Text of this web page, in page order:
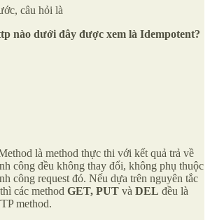
câu hỏi là
nào dưới đây được xem là Idempotent?
là method thực thi với kết quả trả về
công đều không thay đổi, không phụ thuộc
công request đó. Nếu dựa trên nguyên tắc
các method GET, PUT và DEL đều là
method.